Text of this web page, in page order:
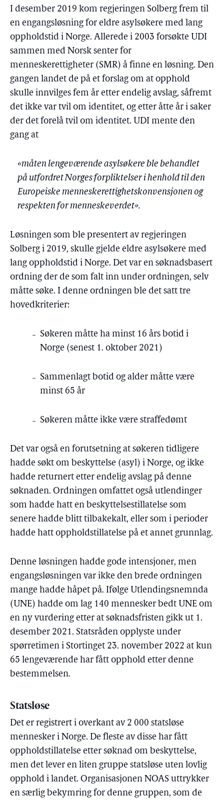
I desember 2019 kom regjeringen Solberg frem til
en engangsløsning for eldre asylsøkere med lang
oppholdstid i Norge. Allerede i 2003 forsøkte UDI
sammen med Norsk senter for
menneskerettigheter (SMR) å finne en løsning. Den
gangen landet de på et forslag om at opphold
skulle innvilges fem år etter endelig avslag, såfremt
det ikke var tvil om identitet, og etter åtte år i saker
der det forelå tvil om identitet. UDI mente den
gang at
«måten lengeværende asylsøkere ble behandlet
på utfordret Norges forpliktelser i henhold til den
Europeiske menneskerettighetskonvensjonen og
respekten for menneskeverdet».
Løsningen som ble presentert av regjeringen
Solberg i 2019, skulle gjelde eldre asylsøkere med
lang oppholdstid i Norge. Det var en søknadsbasert
ordning der de som falt inn under ordningen, selv
måtte søke. I denne ordningen ble det satt tre
hovedkriterier:
Søkeren måtte ha minst 16 års botid i
Norge (senest 1. oktober 2021)
Sammenlagt botid og alder måtte være
minst 65 år
Søkeren måtte ikke være straffedømt
Det var også en forutsetning at søkeren tidligere
hadde søkt om beskyttelse (asyl) i Norge, og ikke
hadde returnert etter endelig avslag på denne
søknaden. Ordningen omfattet også utlendinger
som hadde hatt en beskyttelsestillatelse som
senere hadde blitt tilbakekalt, eller som i perioder
hadde hatt oppholdstillatelse på et annet grunnlag.
Denne løsningen hadde gode intensjoner, men
engangsløsningen var ikke den brede ordningen
mange hadde håpet på. Ifølge Utlendingsnemnda
(UNE) hadde om lag 140 mennesker bedt UNE om
en ny vurdering etter at søknadsfristen gikk ut 1.
desember 2021. Statsråden opplyste under
spørretimen i Stortinget 23. november 2022 at kun
65 lengeværende har fått opphold etter denne
bestemmelsen.
Statsløse
Det er registrert i overkant av 2 000 statsløse
mennesker i Norge. De fleste av disse har fått
oppholdstillatelse etter søknad om beskyttelse,
men det lever en liten gruppe statsløse uten lovlig
opphold i landet. Organisasjonen NOAS uttrykker
en særlig bekymring for denne gruppen, som de